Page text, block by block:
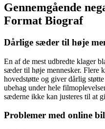
Gennemgående
Format Biograf
Dårlige sæder til høje
En af de mest udbredte klager
sæder til høje mennesker. Flere
hovedstøtte og giver dårlig
ubehag under hele
sæderne ikke kan justeres til at
Problemer med online